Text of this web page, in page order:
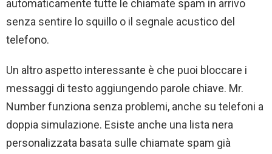
automaticamente tutte le chiamate spam in arrivo
senza sentire lo squillo o il segnale acustico del
telefono.
Un altro aspetto interessante è che puoi bloccare i
messaggi di testo aggiungendo parole chiave. Mr.
Number funziona senza problemi, anche su telefoni a
doppia simulazione. Esiste anche una lista nera
personalizzata basata sulle chiamate spam già